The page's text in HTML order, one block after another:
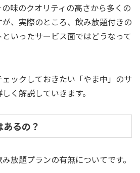
の味のクオリティの高さから多くの
、実際のところ、飲み放題付きの
いったサービス面ではどうなって
ックしておきたい「やま中」のサ
く解説していきます。
るの？
放題プランの有無についてです。